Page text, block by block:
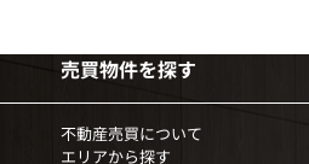
売買物件を探す
不動産売買について
エリアから探す